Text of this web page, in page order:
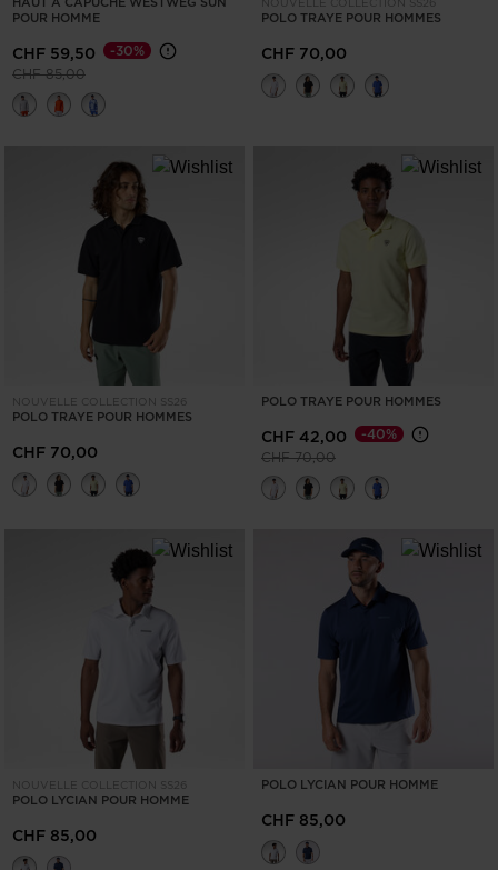
recommend
visiting
website
version
for
United
States
POUR HOMME
CHF 59,50
Prix réduit de
CHF 85,00à
-30%
POLO TRAYE POUR HOMMES
CHF 70,00
NOUVELLE COLLECTION SS26
POLO TRAYE POUR HOMMES
CHF 70,00
POLO TRAYE POUR HOMMES
CHF 42,00
Prix réduit de
CHF 70,00à
-40%
NOUVELLE COLLECTION SS26
POLO LYCIAN POUR HOMME
CHF 85,00
POLO LYCIAN POUR HOMME
CHF 85,00